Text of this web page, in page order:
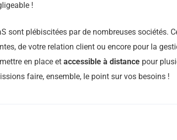
!
sont plébiscitées par de nombreuses sociétés.
de votre relation client ou encore pour la
en place et accessible à distance pour
faire, ensemble, le point sur vos besoins !